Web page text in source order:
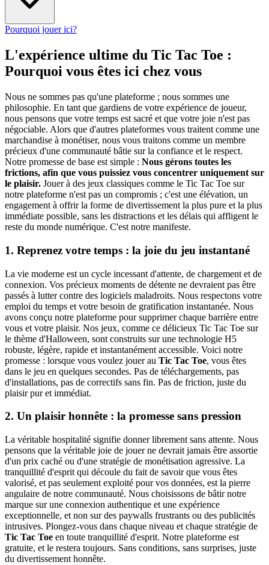
Pourquoi jouer ici?
L'expérience ultime du Tic Tac Toe :
Pourquoi vous êtes ici chez vous
Nous ne sommes pas qu'une plateforme ; nous sommes une
philosophie. En tant que gardiens de votre expérience de joueur,
nous pensons que votre temps est sacré et que votre joie n'est pas
négociable. Alors que d'autres plateformes vous traitent comme une
marchandise à monétiser, nous vous traitons comme un membre
précieux d'une communauté bâtie sur la confiance et le respect.
Notre promesse de base est simple : Nous gérons toutes les
frictions, afin que vous puissiez vous concentrer uniquement sur
le plaisir. Jouer à des jeux classiques comme le Tic Tac Toe sur
notre plateforme n'est pas un compromis ; c'est une élévation, un
engagement à offrir la forme de divertissement la plus pure et la plus
immédiate possible, sans les distractions et les délais qui affligent le
reste du monde numérique. C'est notre manifeste.
1. Reprenez votre temps : la joie du jeu instantané
La vie moderne est un cycle incessant d'attente, de chargement et de
connexion. Vos précieux moments de détente ne devraient pas être
passés à lutter contre des logiciels maladroits. Nous respectons votre
emploi du temps et votre besoin de gratification instantanée. Nous
avons conçu notre plateforme pour supprimer chaque barrière entre
vous et votre plaisir. Nos jeux, comme ce délicieux Tic Tac Toe sur
le thème d'Halloween, sont construits sur une technologie H5
robuste, légère, rapide et instantanément accessible. Voici notre
promesse : lorsque vous voulez jouer au Tic Tac Toe, vous êtes
dans le jeu en quelques secondes. Pas de téléchargements, pas
d'installations, pas de correctifs sans fin. Pas de friction, juste du
plaisir pur et immédiat.
2. Un plaisir honnête : la promesse sans pression
La véritable hospitalité signifie donner librement sans attente. Nous
pensons que la véritable joie de jouer ne devrait jamais être assortie
d'un prix caché ou d'une stratégie de monétisation agressive. La
tranquillité d'esprit qui découle du fait de savoir que vous êtes
valorisé, et pas seulement exploité pour vos données, est la pierre
angulaire de notre communauté. Nous choisissons de bâtir notre
marque sur une connexion authentique et une expérience
exceptionnelle, et non sur des paywalls frustrants ou des publicités
intrusives. Plongez-vous dans chaque niveau et chaque stratégie de
Tic Tac Toe en toute tranquillité d'esprit. Notre plateforme est
gratuite, et le restera toujours. Sans conditions, sans surprises, juste
du divertissement honnête.